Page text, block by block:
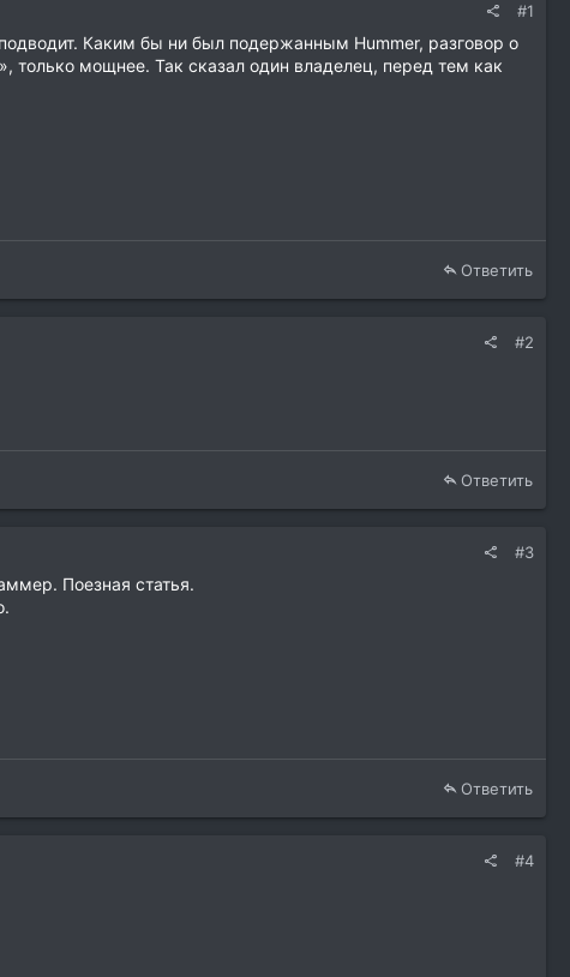
#1
Каким бы ни был подержанным Hummer, разговор о
только мощнее. Так сказал один владелец, перед тем как
Ответить
#2
Ответить
#3
Поезная статья.
Ответить
#4